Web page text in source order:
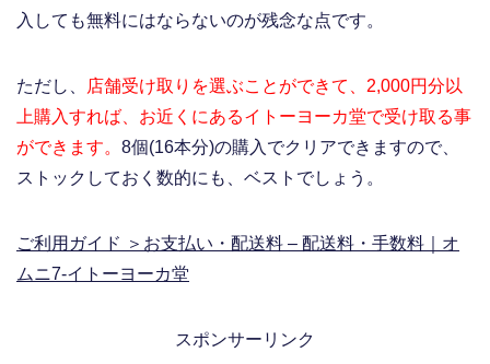
入しても無料にはならないのが残念な点です。
ただし、
店舗受け取りを選ぶことができて、2,000円分以
上購入すれば、お近くにあるイトーヨーカ堂で受け取る事
ができます。 8個(16本分)の購入でクリアできますので、
ストックしておく数的にも、ベストでしょう。
ご利用ガイド ＞お支払い・配送料 – 配送料・手数料｜オ
ムニ7-イトーヨーカ堂
スポンサーリンク